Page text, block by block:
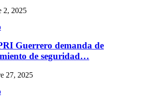
2, 2025
Guerrero demanda de
de seguridad…
27, 2025